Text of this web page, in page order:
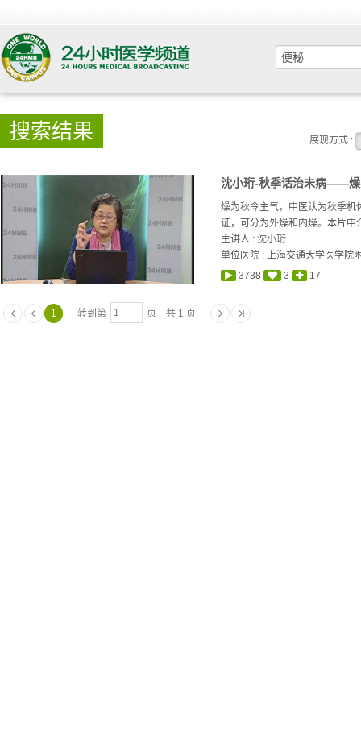
搜索结果 展现方式 :
沈小珩-秋季话治未病——
燥为秋令主气，中医认为秋季
证，可分为外燥和内燥。本片中
主讲人 :沈小珩
单位医院 : 上海交通大学医学院
3738
3 17
1 转到第 页 共 1 页